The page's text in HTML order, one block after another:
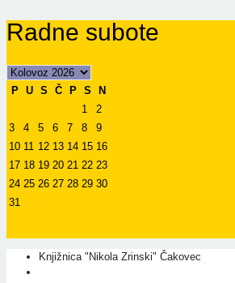
Radne subote
P U S Č P S
N
1
2
3
4 5 6 7 8
9
10 11 12 13 14 15 16
17 18 19 20 21 22 23
24 25 26 27 28 29 30
31
Knjižnica "Nikola Zrinski" Čakovec